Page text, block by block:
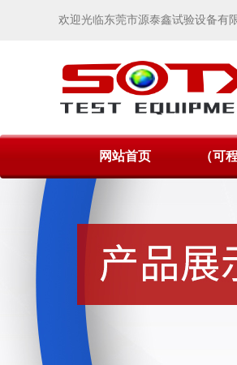
欢迎光临东莞市源泰鑫试验设备有
网站首页 （可